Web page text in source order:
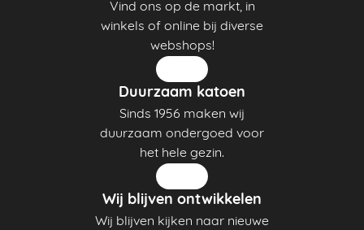
Vind ons op de markt, in
winkels of online bij diverse
webshops!
Duurzaam katoen
Sinds 1956 maken wij
duurzaam ondergoed voor
het hele gezin.
Wij blijven ontwikkelen
Wij blijven kijken naar nieuwe